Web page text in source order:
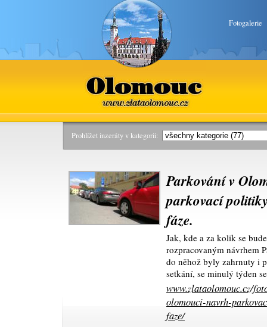
Fotogalerie
Olomouc
www.zlataolomouc.cz
Prohlížet inzeráty v kategorii:
Parkování v
parkovací
fáze.
Jak, kde a za kolik se
rozpracovaným návrhem
do něhož byly zahrnuty i
setkání, se minulý týden
www.zlataolomouc.cz/
olomouci-navrh-
faze/